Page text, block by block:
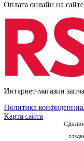
Оплата онлайн на
Интернет-магазин
Политика
Карта сайта